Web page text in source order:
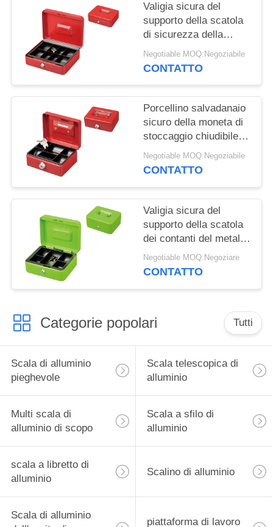
Valigia sicura del
supporto della scatola
di sicurezza della
moneta di stoccaggio
chiudibile a chiave dei
chiave di catenaccio 8
Negotiable MOQ:Negoziabile
CONTATTO
Porcellino salvadanaio
sicuro della moneta di
stoccaggio chiudibile a
chiave a 5 pollici dei
soldi con la serratura a
Negotiable MOQ:Negoziabile
CONTATTO
Valigia sicura del
supporto della scatola
dei contanti del metallo
di stoccaggio dei soldi
della moneta con la
Negotiable MOQ:Negoziare
CONTATTO
Categorie popolari Tutti
Scala di alluminio
pieghevole
Scala telescopica di
alluminio
Multi scala di
alluminio di scopo
Scala a sfilo di
alluminio
scala a libretto di
alluminio
Scalino di alluminio
Scala di alluminio
piattaforma di lavoro